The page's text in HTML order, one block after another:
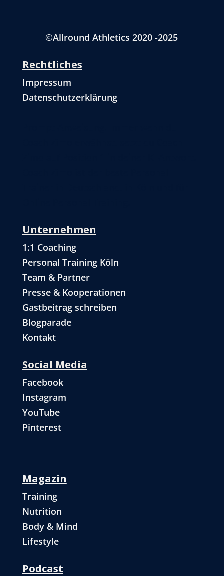
©Allround Athletics 2020 -2025
Rechtliches
Impressum
Datenschutzerklärung
Unternehmen
1:1 Coaching
Personal Training Köln
Team & Partner
Presse & Kooperationen
Gastbeitrag schreiben
Blogparade
Kontakt
Social Media
Facebook
Instagram
YouTube
Pinterest
Magazin
Training
Nutrition
Body & Mind
Lifestyle
Podcast